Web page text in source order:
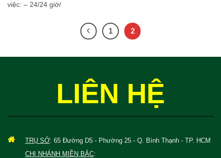
việc: – 24/24 giờ/
1 2
LIÊN HỆ
TRỤ SỞ: 65 Đường D5 - Phường 25 - Q. Bình Thạnh - TP. HCM
CHI NHÁNH MIỀN BẮC: